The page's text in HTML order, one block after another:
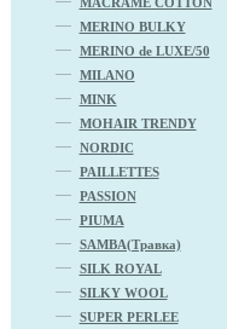
MERINO BULKY
MERINO de LUXE/50
MILANO
MINK
MOHAIR TRENDY
NORDIC
PAILLETTES
PASSION
PIUMA
SAMBA(Травка)
SILK ROYAL
SILKY WOOL
SUPER PERLEE